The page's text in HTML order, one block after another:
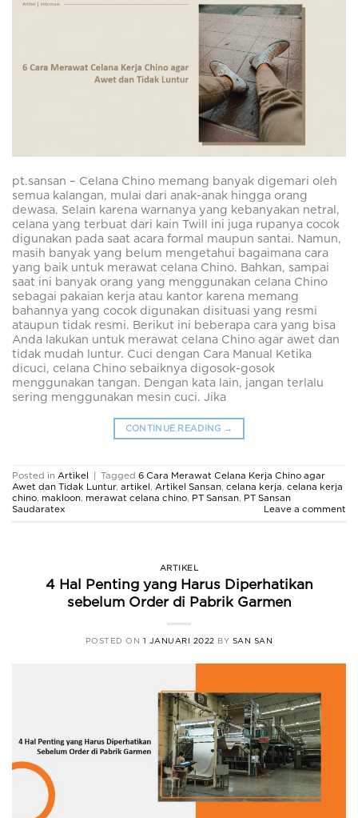
pt.sansan – Celana Chino memang banyak digemari oleh
semua kalangan, mulai dari anak-anak hingga orang
dewasa. Selain karena warnanya yang kebanyakan netral,
celana yang terbuat dari kain Twill ini juga rupanya cocok
digunakan pada saat acara formal maupun santai. Namun,
masih banyak yang belum mengetahui bagaimana cara
yang baik untuk merawat celana Chino. Bahkan, sampai
saat ini banyak orang yang menggunakan celana Chino
sebagai pakaian kerja atau kantor karena memang
bahannya yang cocok digunakan disituasi yang resmi
ataupun tidak resmi. Berikut ini beberapa cara yang bisa
Anda lakukan untuk merawat celana Chino agar awet dan
tidak mudah luntur. Cuci dengan Cara Manual Ketika
dicuci, celana Chino sebaiknya digosok-gosok
menggunakan tangan. Dengan kata lain, jangan terlalu
sering menggunakan mesin cuci. Jika
CONTINUE READING →
Posted in Artikel Tagged 6 Cara Merawat Celana Kerja Chino agar
Awet dan Tidak Luntur, artikel , Artikel Sansan, celana kerja, celana kerja
chino, makloon, merawat celana chino, PT Sansan, PT Sansan
Saudaratex
Leave a comment
ARTIKEL
4 Hal Penting yang Harus Diperhatikan
sebelum Order di Pabrik Garmen
POSTED ON 1 JANUARI 2022 BY SAN SAN